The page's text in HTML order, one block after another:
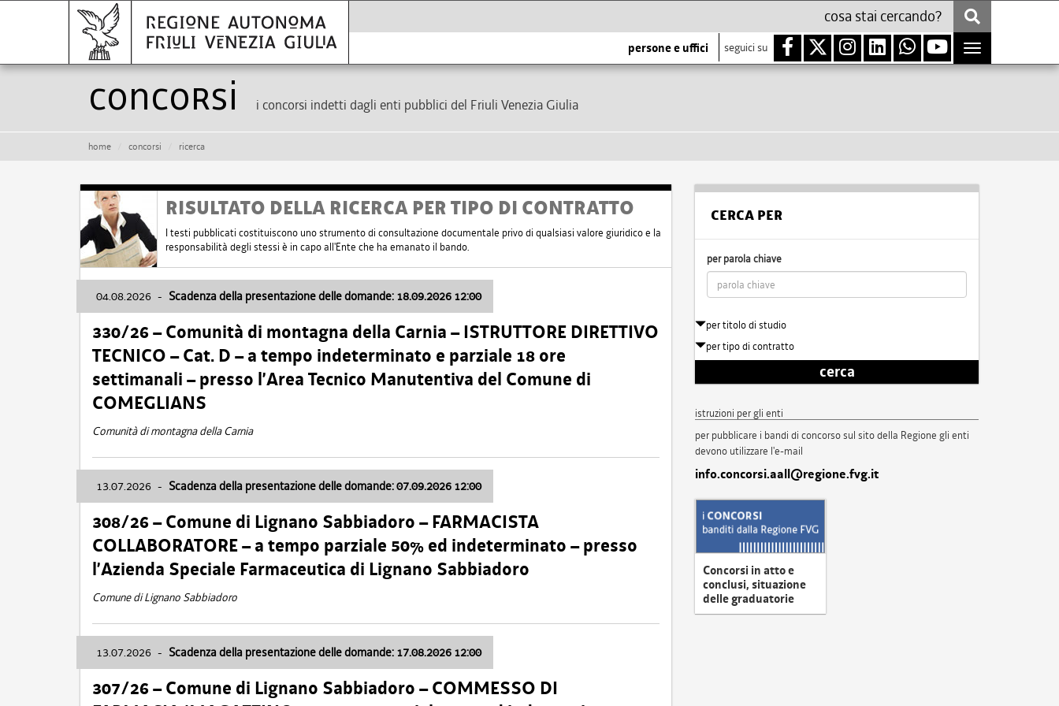
persone e uffici seguici su
Toggle
navigation
Concorsi i concorsi indetti dagli enti pubblici del Friuli Venezia Giulia
home concorsi ricerca
RISULTATO DELLA RICERCA PER TIPO DI CONTRATTO
I testi pubblicati costituiscono uno strumento di consultazione documentale privo di qualsiasi valore giuridico e la
responsabilità degli stessi è in capo all'Ente che ha emanato il bando.
04.08.2026 - Scadenza della presentazione delle domande: 18.09.2026 12:00
330/26 – Comunità di montagna della Carnia – ISTRUTTORE DIRETTIVO
TECNICO – Cat. D – a tempo indeterminato e parziale 18 ore
settimanali – presso l’Area Tecnico Manutentiva del Comune di
COMEGLIANS
Comunità di montagna della Carnia
13.07.2026 - Scadenza della presentazione delle domande: 07.09.2026 12:00
308/26 – Comune di Lignano Sabbiadoro – FARMACISTA
COLLABORATORE – a tempo parziale 50% ed indeterminato – presso
l’Azienda Speciale Farmaceutica di Lignano Sabbiadoro
Comune di Lignano Sabbiadoro
13.07.2026 - Scadenza della presentazione delle domande: 17.08.2026 12:00
307/26 – Comune di Lignano Sabbiadoro – COMMESSO DI
CERCA PER
per parola chiave
per titolo di studio
per tipo di contratto
cerca
istruzioni per gli enti
per pubblicare i bandi di concorso sul sito della Regione gli enti
devono utilizzare l'e-mail
info.concorsi.aall@regione.fvg.it
Concorsi in atto e
conclusi, situazione
delle graduatorie